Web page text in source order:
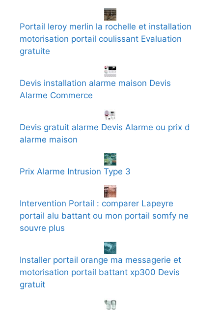
Portail leroy merlin la rochelle et installation
motorisation portail coulissant Evaluation
gratuite
Devis installation alarme maison Devis
Alarme Commerce
Devis gratuit alarme Devis Alarme ou prix d
alarme maison
Prix Alarme Intrusion Type 3
Intervention Portail : comparer Lapeyre
portail alu battant ou mon portail somfy ne
souvre plus
Installer portail orange ma messagerie et
motorisation portail battant xp300 Devis
gratuit